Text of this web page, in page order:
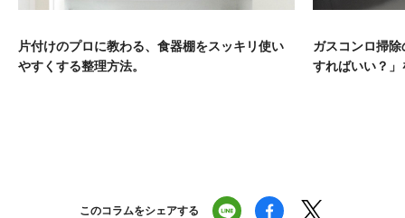
片付けのプロに教わる、食器棚をスッキリ使い
やすくする整理方法。
ガスコンロ掃
すればいい？
このコラムをシェアする